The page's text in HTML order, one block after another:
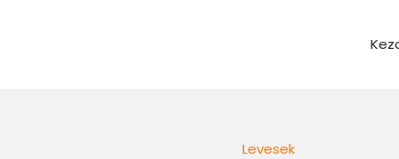
Levesek